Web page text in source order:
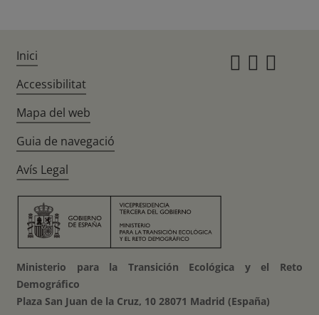
Inici
Accessibilitat
Mapa del web
Guia de navegació
Avís Legal
Ministerio para la Transición Ecológica y el Reto
Demográfico
Plaza San Juan de la Cruz, 10 28071 Madrid (España)